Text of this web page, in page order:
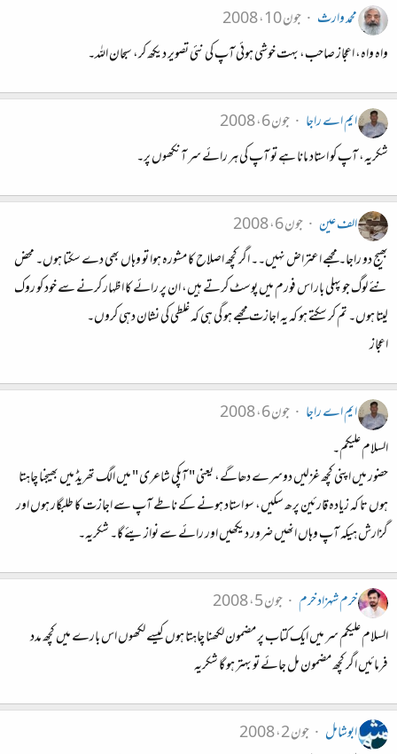
محمد وارث
جون 10، 2008
واہ واہ، اعجاز صاحب، بہت خوشی ہوئی آپ کی نئی تصویر دیکھ کر، سبحان اللہ۔
ایم اے راجا
جون 6، 2008
شکریہ، آپ کو استاد مانا ہے تو آپ کی ہر رائے سر آنکھوں پر۔
الف عین
جون 6، 2008
بھیج دو راجا۔ مجھے اعتراض نہیں۔۔ اگر کچھ اصلاح کا مشورہ ہوا تو وہاں بھی دے سکتا ہوں۔ محض
نئے لوگ جو پہلی بار اس فورم میں پوسٹ کرتے ہیں، ان پر رائے کا اظہار کرنے سے خود کو روک
لیتا ہوں۔ تم کر سکتے ہو کہ یہ اجازت مجھے ہو گی ہی کہ غلطی کی نشان دہی کروں۔
اعجاز
ایم اے راجا
جون 6، 2008
السلام علیکم۔
حضور میں اپنی کچھ غزلیں دوسرے دھاگے، یعنی " آپکی شاعری " میں الگ تھریڈ میں بھیجنا چاہتا
ہوں تا کہ زیادہ قارئین پرھ سکیں، سو استاد ہونے کے ناطے آپ سے اجازت کا طلبگار ہوں اور
گزارش ہیکہ آپ وہاں انھیں ضرور دیکھیں اور رائے سے نوازیئے گا۔ شکریہ۔
خرم شہزاد خرم
جون 5، 2008
السلام علیکم سر میں ایک کتاب پر مضمون لکھنا چاہتا ہوں کیسے لکھوں اس بارے میں کچھ مدد
فرمائیں اگر کچھ مضمون مل جائے تو بہتر ہو گا شکریہ
ابوشامل
جون 2، 2008